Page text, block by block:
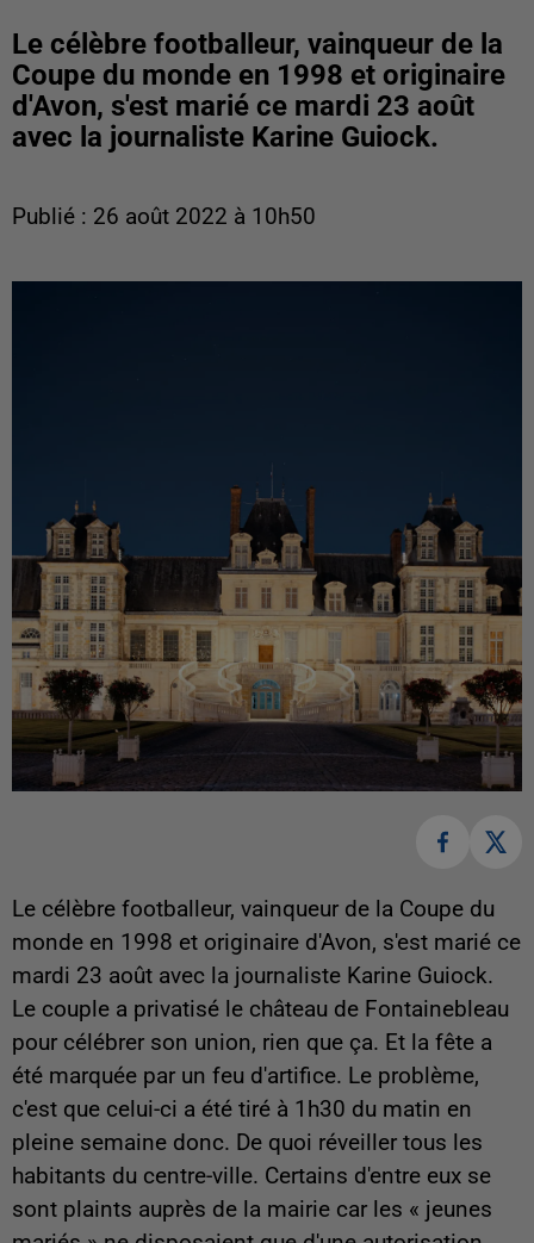
Le célèbre footballeur, vainqueur de la
Coupe du monde en 1998 et originaire
d'Avon, s'est marié ce mardi 23 août
avec la journaliste Karine Guiock.
Publié : 26 août 2022 à 10h50
Le célèbre footballeur, vainqueur de la Coupe du
monde en 1998 et originaire d'Avon, s'est marié ce
mardi 23 août avec la journaliste Karine Guiock.
Le couple a privatisé le château de Fontainebleau
pour célébrer son union, rien que ça. Et la fête a
été marquée par un feu d'artifice. Le problème,
c'est que celui-ci a été tiré à 1h30 du matin en
pleine semaine donc. De quoi réveiller tous les
habitants du centre-ville. Certains d'entre eux se
sont plaints auprès de la mairie car les « jeunes